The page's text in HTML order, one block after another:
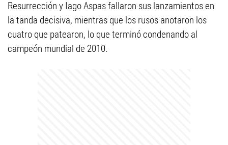
Resurrección y Iago Aspas fallaron sus lanzamientos en
la tanda decisiva, mientras que los rusos anotaron los
cuatro que patearon, lo que terminó condenando al
campeón mundial de 2010.